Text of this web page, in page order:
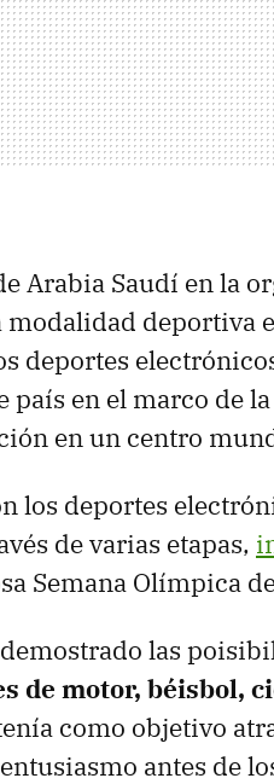
Arabia Saudí en la
modalidad deportiva
deportes
país en el marco de la
en un centro
los deportes
de varias etapas,
Semana Olímpica
las
de motor, béisbol,
como objetivo
antes de